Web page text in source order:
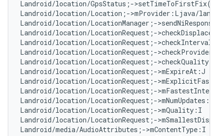
Landroid/location/GpsStatus;-
Landroid/location/Location;->mProvider:Ljava/
Landroid/location/LocationManager;-
Landroid/location/LocationRequest;-
Landroid/location/LocationRequest;-
Landroid/location/LocationRequest;-
Landroid/location/LocationRequest;-
Landroid/location/LocationRequest;->mExpireAt:J
Landroid/location/LocationRequest;-
Landroid/location/LocationRequest;-
Landroid/location/LocationRequest;-
Landroid/location/LocationRequest;->mQuality:I
Landroid/location/LocationRequest;-
Landroid/media/AudioAttributes;->mContentType:I